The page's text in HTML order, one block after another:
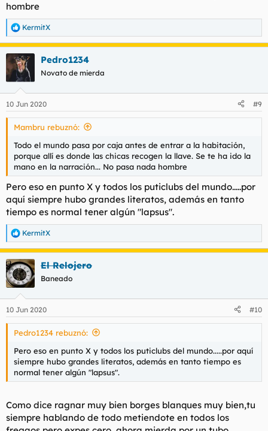
hombre
R
e
a
c
c
i
e
s
KermitX
Pedro1234
Novato de mierda
10 Jun 2020 #9
Mambru rebuznó:
Todo el mundo pasa por caja antes de entrar a la habitación,
porque allí es donde las chicas recogen la llave. Se te ha ido la
mano en la narración... No pasa nada hombre
Pero eso en punto X y todos los puticlubs del mundo.....por
aquí siempre hubo grandes literatos, además en tanto
tiempo es normal tener algún "lapsus".
R
e
a
c
c
i
e
s
KermitX
El Relojero
Baneado
10 Jun 2020 #10
Pedro1234 rebuznó:
Pero eso en punto X y todos los puticlubs del mundo.....por aquí
siempre hubo grandes literatos, además en tanto tiempo es
normal tener algún "lapsus".
Como dice ragnar muy bien borges blanques muy bien,tu
siempre hablando de todo metiendote en todos los